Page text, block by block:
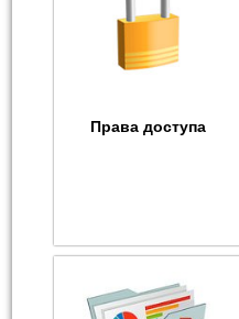
Права доступа